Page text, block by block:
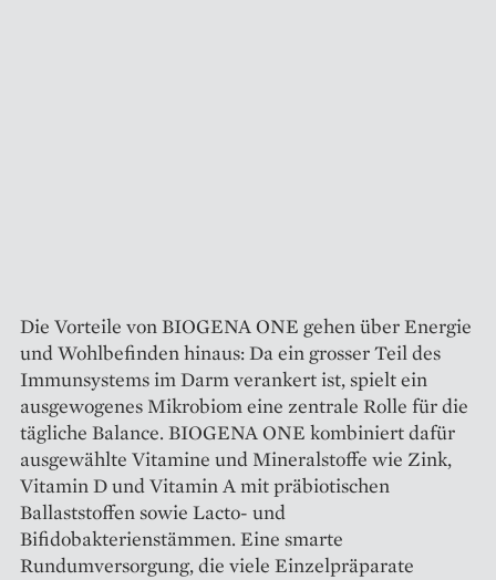
Die Vorteile von BIOGENA ONE gehen über Energie
und Wohlbefinden hinaus: Da ein grosser Teil des
Immunsystems im Darm verankert ist, spielt ein
ausgewogenes Mikrobiom eine zentrale Rolle für die
tägliche Balance. BIOGENA ONE kombiniert dafür
ausgewählte Vitamine und Mineralstoffe wie Zink,
Vitamin D und Vitamin A mit präbiotischen
Ballaststoffen sowie Lacto- und
Bifidobakterienstämmen. Eine smarte
Rundumversorgung, die viele Einzelpräparate